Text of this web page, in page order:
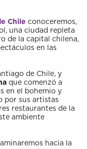
Chile conoceremos,
una ciudad repleta
de la capital chilena,
en las
de Chile, y
que comenzó a
en el
bohemio y
por sus artistas
restaurantes de la
ambiente
hacia la